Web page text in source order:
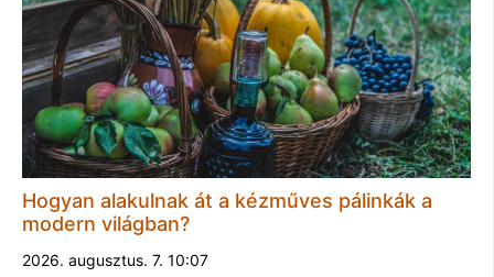
Hogyan alakulnak át a kézműves pálinkák a
modern világban?
2026. augusztus. 7. 10:07